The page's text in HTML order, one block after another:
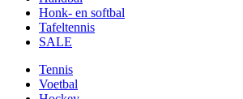
Honk- en softbal
Tafeltennis
SALE
Tennis
Voetbal